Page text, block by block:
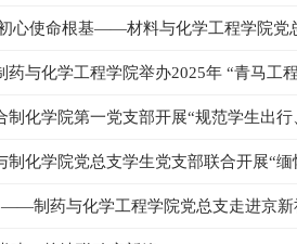
心使命根基——材料与化学工程学院党
与化学工程学院举办2025年 “青马工程
制化学院第一党支部开展“规范学生出
制化学院党总支学生党支部联合开展“
制药与化学工程学院党总支走进京新